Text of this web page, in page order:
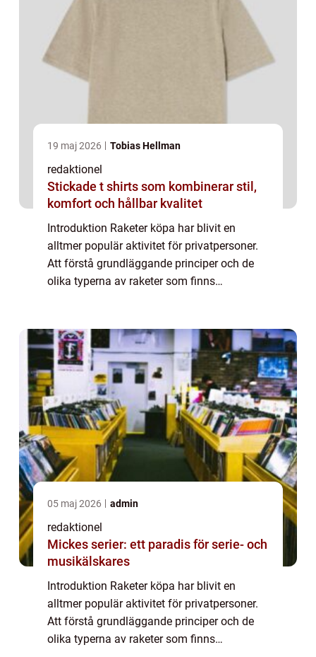
19 maj 2026 Tobias Hellman
redaktionel
Stickade t shirts som kombinerar stil,
komfort och hållbar kvalitet
Introduktion Raketer köpa har blivit en
alltmer populär aktivitet för privatpersoner.
Att förstå grundläggande principer och de
olika typerna av raketer som finns
ett säk...
05 maj 2026 admin
redaktionel
Mickes serier: ett paradis för serie- och
musikälskares
Introduktion Raketer köpa har blivit en
alltmer populär aktivitet för privatpersoner.
Att förstå grundläggande principer och de
olika typerna av raketer som finns